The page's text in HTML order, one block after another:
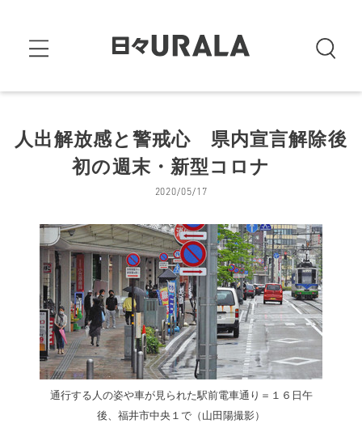
人出解放感と警戒心 県内宣言解除後
初の週末・新型コロナ
2020/05/17
通行する人の姿や車が見られた駅前電車通り＝１６日午
後、福井市中央１で（山田陽撮影）